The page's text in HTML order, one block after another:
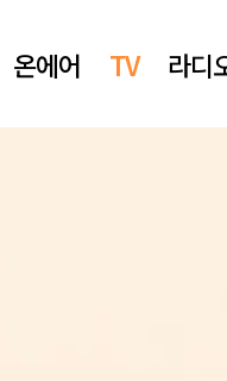
온에어 TV 라디